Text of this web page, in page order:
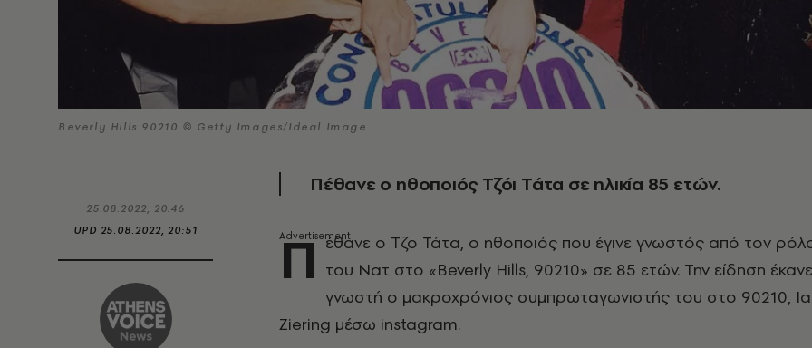
Beverly Hills 90210 © Getty Images/Ideal Image
25.08.2022, 20:46
UPD 25.08.2022, 20:51
Πέθανε ο ηθοποιός Τζόι Τάτα σε ηλικία 85 ετών.
Π έθανε ο Tζο Τάτα, ο ηθοποιός που έγινε γνωστός από τον
του Νατ στο «Beverly Hills, 90210» σε 85 ετών. Την είδηση έκανε
γνωστή ο μακροχρόνιος συμπρωταγωνιστής του στο 90210,
Ziering μέσω instagram.